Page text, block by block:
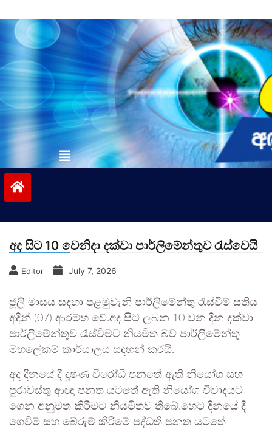
to
contentvinivida.lk
අද සිට 10 වෙනිදා දක්වා පාර්ලිමේන්තුව රැස්වෙයි
Editor July 7, 2026
ජූලි මාසය සදහා පළමුවැනි පාර්ලිමේන්තු රැස්වීම් සතිය
අදින් (07) ආරම්භ වේ.අද සිට ලබන 10 වන දින දක්වා
පාර්ලිමේන්තුව රැස්වීමට නියමිත බව පාර්ලිමේන්තු
මහලේකම් කාර්යාලය සඳහන් කරයි.
අද දිනයේ දී දූෂණ විරෝධී පනතේ ඇති නියෝග සහ
පුරාවස්තු ආඥා පනත යටතේ ඇති නියෝග විවාදයට
ගෙන අනුමත කිරීමට නියමිතව තිබේ.හෙට දිනයේ දී
ගෙවීම් සහ බේරුම් කිරීමේ පද්ධති පනත යටතේ